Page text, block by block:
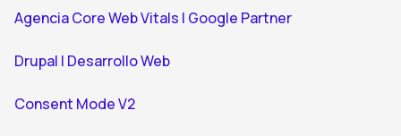
Agencia Core Web Vitals | Google Partner
Drupal | Desarrollo Web
Consent Mode V2